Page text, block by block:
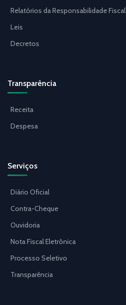
Relatórios da Responsabilidade Fiscal
Leis
Decretos
Transparência
Receita
Despesa
Serviços
Diário Oficial
Contra-Cheque
Ouvidoria
Nota Fiscal Eletrônica
Processo Seletivo
Transparência